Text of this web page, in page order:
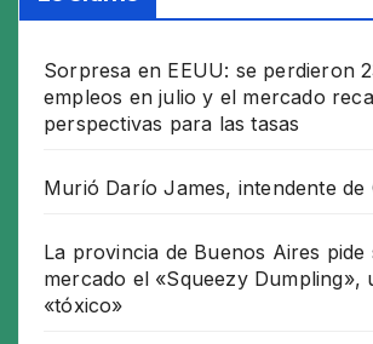
Sorpresa en EEUU: se perdieron
empleos en julio y el mercado
perspectivas para las tasas
Murió Darío James, intendente de
La provincia de Buenos Aires pide
mercado el «Squeezy Dumpling»,
«tóxico»